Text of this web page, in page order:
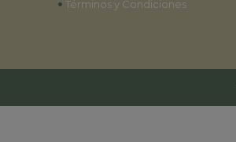
• Términos y Condiciones